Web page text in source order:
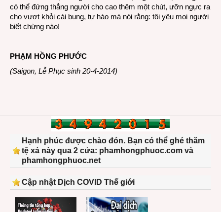
có thể đứng thẳng người cho cao thêm một chút, ưỡn ngực ra
cho vượt khỏi cái bụng, tự hào mà nói rằng: tôi yêu mọi người
biết chừng nào!
PHẠM HỒNG PHƯỚC
(Saigon, Lễ Phục sinh 20-4-2014)
Hạnh phúc được chào đón. Bạn có thể ghé thăm
tệ xá này qua 2 cửa: phamhongphuoc.com và
phamhongphuoc.net
Cập nhật Dịch COVID Thế giới